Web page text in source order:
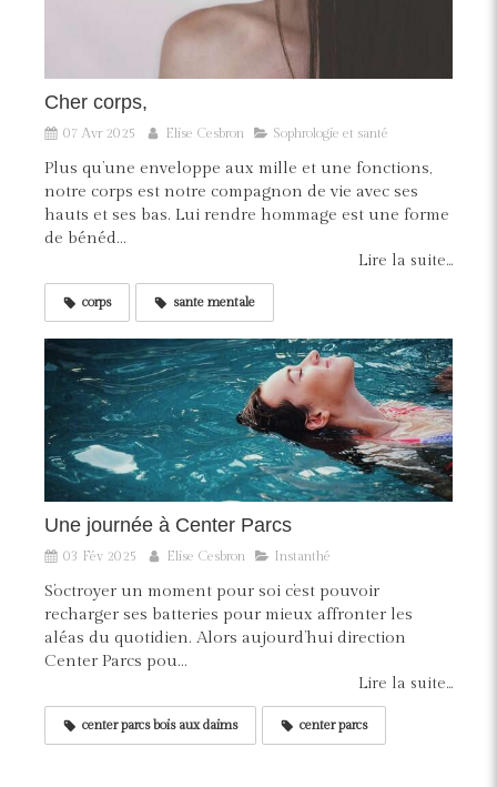
Cher corps,
07 Avr 2025 Elise Cesbron Sophrologie et santé
Plus qu’une enveloppe aux mille et une fonctions,
notre corps est notre compagnon de vie avec ses
hauts et ses bas. Lui rendre hommage est une forme
de bénéd...
Lire la suite...
corps sante mentale
Une journée à Center Parcs
03 Fév 2025 Elise Cesbron Instanthé
S’octroyer un moment pour soi c’est pouvoir
recharger ses batteries pour mieux affronter les
aléas du quotidien. Alors aujourd’hui direction
Center Parcs pou...
Lire la suite...
center parcs bois aux daims center parcs